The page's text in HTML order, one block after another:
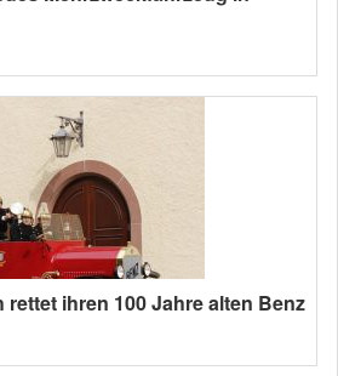
rettet ihren 100 Jahre alten Benz